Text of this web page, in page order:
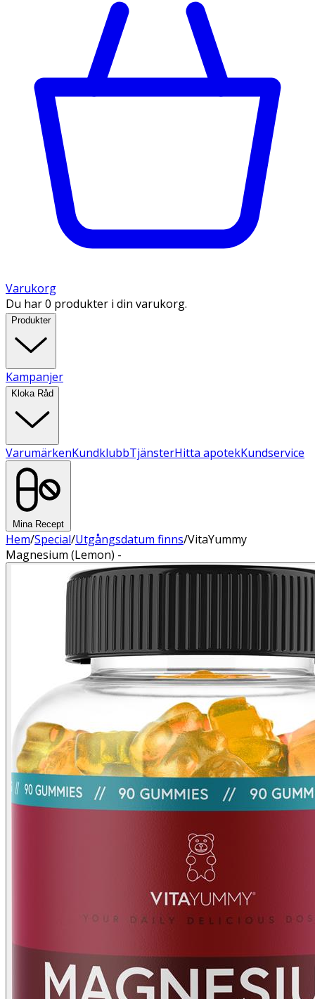
Varukorg
Du har 0 produkter i din varukorg.
Produkter
Kampanjer
Kloka Råd
VarumärkenKundklubbTjänsterHitta apotekKundservice
Mina Recept
Hem/Special/Utgångsdatum finns/VitaYummy
Magnesium (Lemon) -